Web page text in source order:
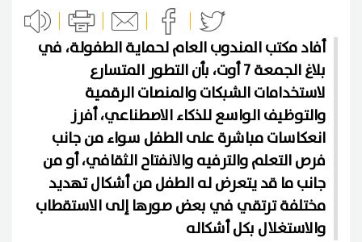
أفاد مكتب المندوب العام لحماية الطفولة، في
بلاغ الجمعة 7 أوت، بأن التطور المتسارع
لاستخدامات الشبكات والمنصات الرقمية
والتوظيف الواسع للذكاء الاصطناعي، أفرز
انعكاسات مباشرة على الطفل سواء من جانب
فرص التعلم والترفيه والانفتاح الثقافي، أو من
جانب ما قد يتعرض له الطفل من أشكال تهديد
مختلفة ترتقي في بعض صورها إلى الاستقطاب
والاستغلال بكل أشكاله